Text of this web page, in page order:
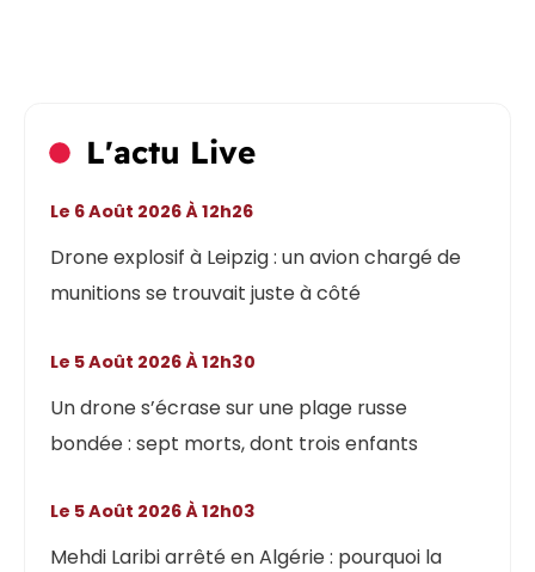
L'actu Live
Drone explosif à Leipzig : un avion chargé de
munitions se trouvait juste à côté
Le 6 Août 2026 À 12h26
Un drone s’écrase sur une plage russe
bondée : sept morts, dont trois enfants
Le 5 Août 2026 À 12h30
Mehdi Laribi arrêté en Algérie : pourquoi la
Le 5 Août 2026 À 12h03